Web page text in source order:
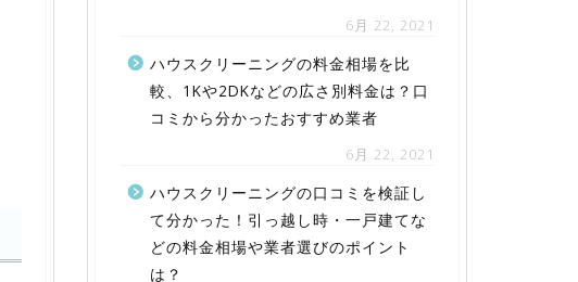
6月 22, 2021
ハウスクリーニングの料金相場を比
較、1Kや2DKなどの広さ別料金は？口
コミから分かったおすすめ業者
6月 22, 2021
ハウスクリーニングの口コミを検証し
て分かった！引っ越し時・一戸建てな
どの料金相場や業者選びのポイント
は？